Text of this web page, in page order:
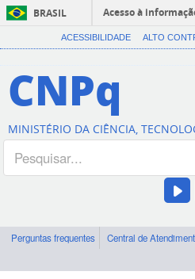
BRASIL
Acesso à
ACESSIBILIDADE ALTO
CNPq
MINISTÉRIO DA CIÊNCIA,
Perguntas frequentes Central de